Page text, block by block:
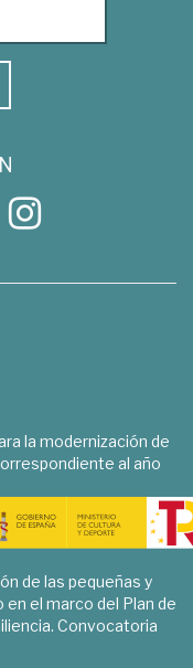
la modernización de
al año
de las pequeñas y
el marco del Plan de
Convocatoria